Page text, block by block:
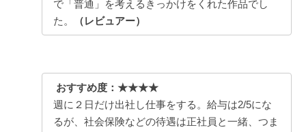
で「普通」を考えるきっかけをくれた作品でし
た。
（レビュアー）
おすすめ度：★★★★
週に２日だけ出社し仕事をする。給与は2/5にな
るが、社会保険などの待遇は正社員と一緒、つま